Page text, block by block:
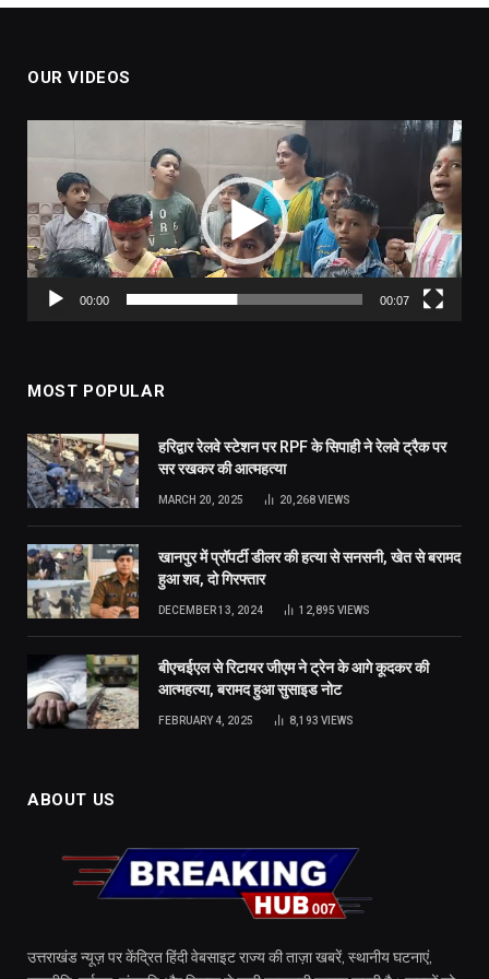
OUR VIDEOS
00:00 00:07
MOST POPULAR
हरिद्वार रेलवे स्टेशन पर RPF के सिपाही ने रेलवे ट्रैक पर
सर रखकर की आत्महत्या
MARCH 20, 2025 20,268VIEWS
खानपुर में प्रॉपर्टी डीलर की हत्या से सनसनी, खेत से बरामद
हुआ शव, दो गिरफ्तार
DECEMBER 13, 2024 12,895 VIEWS
बीएचईएल से रिटायर जीएम ने ट्रेन के आगे कूदकर की
आत्महत्या, बरामद हुआ सुसाइड नोट
FEBRUARY 4, 2025 8,193 VIEWS
ABOUT US
उत्तराखंड न्यूज़ पर केंद्रित हिंदी वेबसाइट राज्य की ताज़ा खबरें, स्थानीय घटनाएं,